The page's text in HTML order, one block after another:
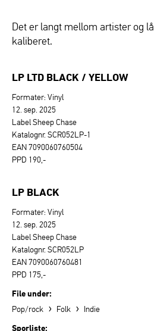
Det er langt mellom artister og
kaliberet.
LP LTD BLACK / YELLOW
Formater: Vinyl
12. sep. 2025
Label Sheep Chase
Katalognr. SCR052LP-1
EAN 7090060760504
PPD 190,-
LP BLACK
Formater: Vinyl
12. sep. 2025
Label Sheep Chase
Katalognr. SCR052LP
EAN 7090060760481
PPD 175,-
File under:
Pop/rock › Folk › Indie
Sporliste: